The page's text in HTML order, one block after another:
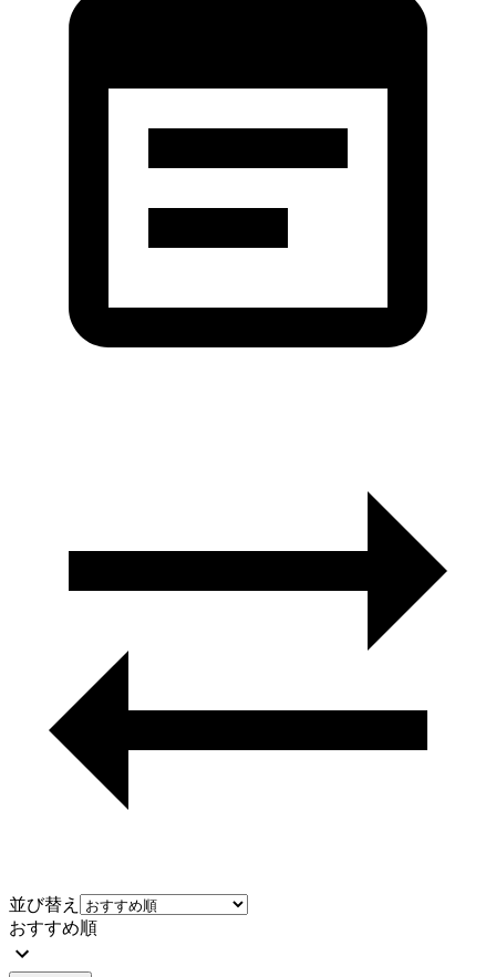
並び替え
おすすめ順